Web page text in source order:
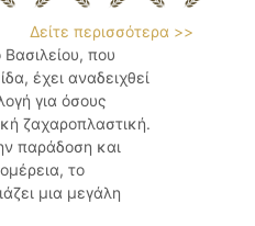
Δείτε περισσότερα >>
που
έχει αναδειχθεί
για όσους
ζαχαροπλαστική.
παράδοση και
το
μια μεγάλη